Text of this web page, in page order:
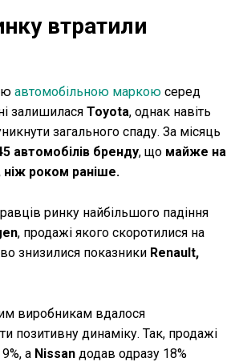
втратили
автомобільною маркою серед
залишилася Toyota, однак навіть
загального спаду. За місяць
автомобілів бренду, що майже на
роком раніше.
ринку найбільшого падіння
, продажі якого скоротилися на
знизилися показники Renault,
виробникам вдалося
позитивну динаміку. Так, продажі
а Nissan додав одразу 18%